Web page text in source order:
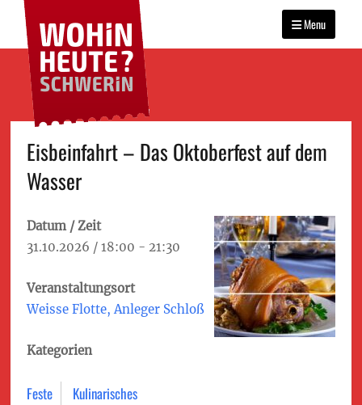
content
WOHIN HEUTE?
SCHWERIN
Das Veranstaltungsportal
für Schwerin
Primary
menu
Menu
Eisbein­fahrt – Das Oktoberfest auf dem
Wasser
Datum / Zeit
31.10.2026 / 18:00 - 21:30
Veranstaltungsort
Weisse Flotte, Anleger Schloß
Kategorien
Feste Kulinarisches